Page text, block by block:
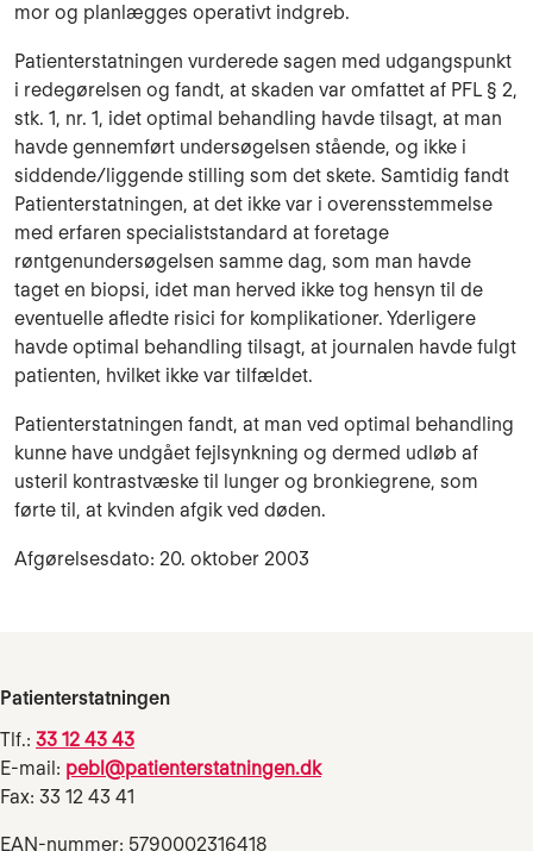
mor og planlægges operativt indgreb.
Patienterstatningen vurderede sagen med udgangspunkt
i redegørelsen og fandt, at skaden var omfattet af PFL § 2,
stk. 1, nr. 1, idet optimal behandling havde tilsagt, at man
havde gennemført undersøgelsen stående, og ikke i
siddende/liggende stilling som det skete. Samtidig fandt
Patienterstatningen, at det ikke var i overens­stem­melse
med erfaren specialiststandard at foretage
røntgenundersøgelsen samme dag, som man havde
taget en biopsi, idet man herved ikke tog hensyn til de
eventuelle afledte risici for komplikationer. Yderligere
havde optimal behandling tilsagt, at journalen havde fulgt
patienten, hvilket ikke var tilfældet.
Patienterstatningen fandt, at man ved optimal behandling
kunne have undgået fejlsynkning og dermed udløb af
usteril kontrastvæske til lunger og bronkiegrene, som
førte til, at kvinden afgik ved døden.
Afgørelsesdato: 20. oktober 2003
Patienterstatningen
Tlf.: 33 12 43 43
E-mail: pebl@patienterstatningen.dk
Fax: 33 12 43 41
EAN-nummer: 5790002316418